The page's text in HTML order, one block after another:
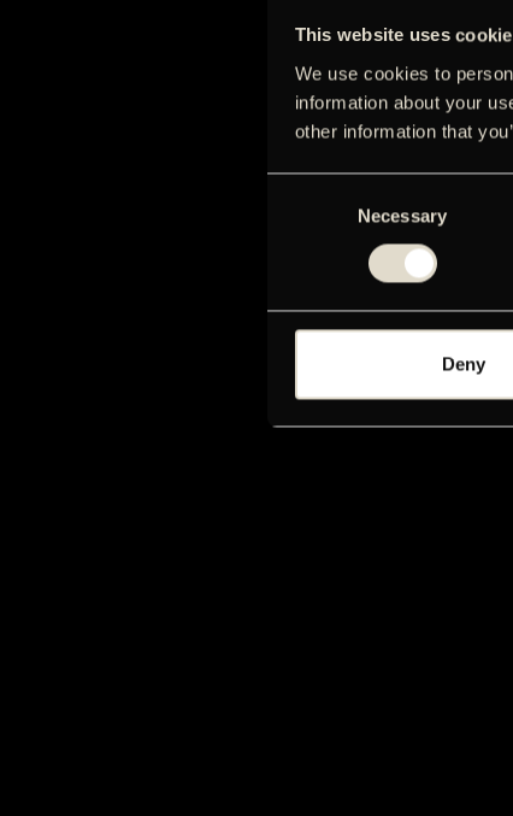
This website uses
We use cookies to
information about your
other information that
Necessary
Deny